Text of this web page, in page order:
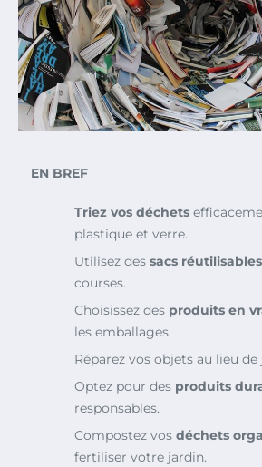
EN BREF
Triez vos déchets
plastique et verre.
Utilisez des sacs réutilisables
courses.
Choisissez des produits en
les emballages.
Réparez vos objets au lieu de
Optez pour des produits
responsables.
Compostez vos déchets
fertiliser votre jardin.